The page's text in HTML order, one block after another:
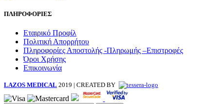
ΠΛΗΡΟΦΟΡΙΕΣ
Εταιρικό Προφίλ
Πολιτική Απορρήτου
Πληροφορίες Αποστολής -Πληρωμής –Επιστροφές
Όροι Χρήσης
Επικοινωνία
LAZOS MEDICAL 2019 | CREATED BY